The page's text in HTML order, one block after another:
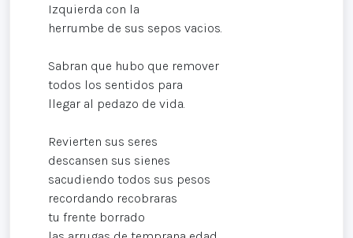
Izquierda con la
herrumbe de sus sepos vacios.
Sabran que hubo que remover
todos los sentidos para
llegar al pedazo de vida.
Revierten sus seres
descansen sus sienes
sacudiendo todos sus pesos
recordando recobraras
tu frente borrado